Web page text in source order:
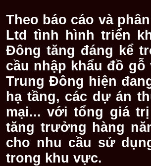
Theo báo cáo và
Ltd tình hình triển
Đông tăng đáng kể
cầu nhập khẩu đồ
Trung Đông hiện
hạ tầng, các dự án
mại... với tổng giá
tăng trưởng hàng
cho nhu cầu sử
trong khu vực.